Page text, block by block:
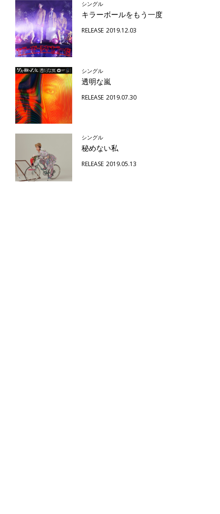
シングル
キラーボールをもう一度
RELEASE 2019.12.03
シングル
透明な嵐
RELEASE 2019.07.30
シングル
秘めない私
RELEASE 2019.05.13